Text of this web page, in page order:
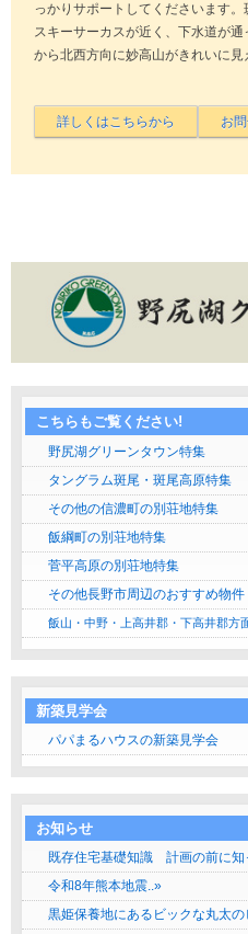
っかりサポートしてくださいます
スキーサーカスが近く、下水道が
から北西方向に妙高山がきれいに見
こちらもご覧ください!
野尻湖グリーンタウン特集
タングラム斑尾・斑尾高原特集
その他の信濃町の別荘地特集
飯綱町の別荘地特集
菅平高原の別荘地特集
その他長野市周辺のおすすめ物件
飯山・中野・上高井郡・下高井郡方
新築見学会
パパまるハウスの新築見学会
お知らせ
既存住宅基礎知識 計画の前に知
令和8年熊本地震..»
黒姫保養地にあるビックな丸太の